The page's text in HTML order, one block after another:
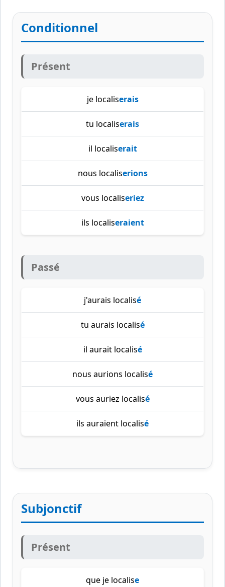
Conditionnel
Présent
je localiserais
tu localiserais
il localiserait
nous localiserions
vous localiseriez
ils localiseraient
Passé
j'aurais localisé
tu aurais localisé
il aurait localisé
nous aurions localisé
vous auriez localisé
ils auraient localisé
Subjonctif
Présent
que je localise